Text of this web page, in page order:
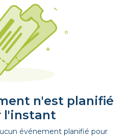
n'est planifié
l'instant
événement planifié pour